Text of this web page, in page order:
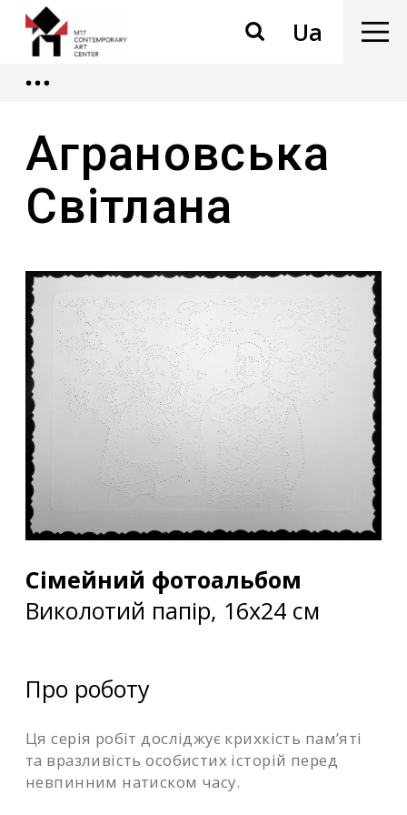
Ua
Аграновська
Світлана
Сімейний фотоальбом
Виколотий папір, 16х24 см
Про роботу
Ця серія робіт досліджує крихкість пам’яті
та вразливість особистих історій перед
невпинним натиском часу.